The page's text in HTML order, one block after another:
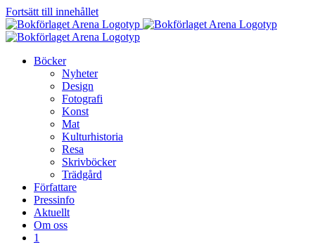
Fortsätt till innehållet
Böcker
Nyheter
Design
Fotografi
Konst
Mat
Kulturhistoria
Resa
Skrivböcker
Trädgård
Författare
Pressinfo
Aktuellt
Om oss
1